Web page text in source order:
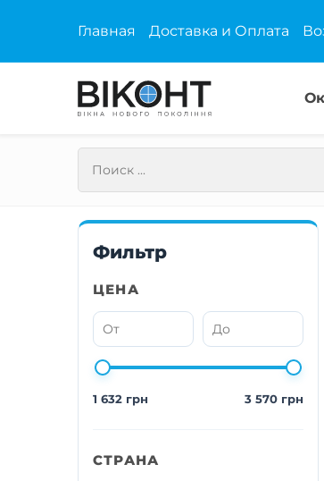
Главная Доставка и Оплата
Фильтр
ЦЕНА
1 632 грн 3 570 грн
СТРАНА